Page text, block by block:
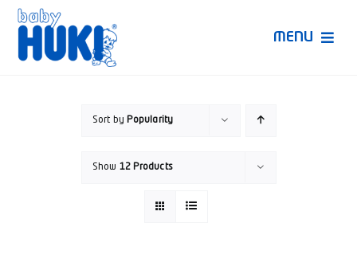
Skip
content
MENU
Sort by Popularity
Show 12 Products